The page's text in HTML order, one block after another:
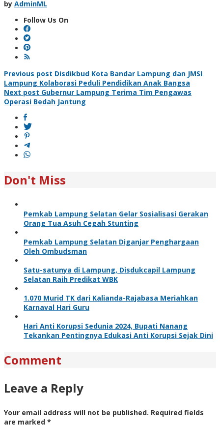
by AdminML
Follow Us On
Post
navigation
Previous post Disdikbud Kota Bandar Lampung dan JMSI
Lampung Kolaborasi Peduli Pendidikan Anak Bangsa
Next post Gubernur Lampung Terima Tim Pengawas
Operasi Bedah Jantung
Don't Miss
Pemkab Lampung Selatan Gelar Sosialisasi Gerakan
Orang Tua Asuh Cegah Stunting
Pemkab Lampung Selatan Diganjar Penghargaan
Oleh Ombudsman
Satu-satunya di Lampung, Disdukcapil Lampung
Selatan Raih Predikat WBK
1.070 Murid TK dari Kalianda-Rajabasa Meriahkan
Karnaval Hari Guru
Hari Anti Korupsi Sedunia 2024, Bupati Nanang
Tekankan Pentingnya Edukasi Anti Korupsi Sejak Dini
Comment
Leave a Reply
Your email address will not be published. Required fields
are marked *